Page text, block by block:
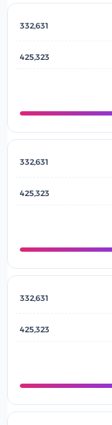
332,631
425,323
332,631
425,323
332,631
425,323